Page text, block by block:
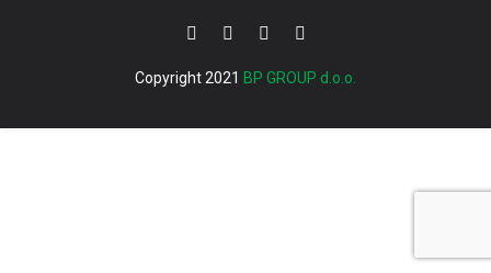
Copyright 2021 BP GROUP d.o.o.